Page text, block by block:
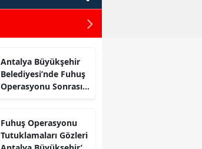
Minikler Direksiyon
Antalya Büyükşehir
Belediyesi’nde Fuhuş
Operasyonu Sonrası
Fuhuş Operasyonu
Tutuklamaları Gözleri